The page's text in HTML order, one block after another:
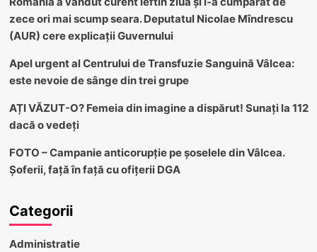
zece ori mai scump seara. Deputatul Nicolae Mîndrescu
(AUR) cere explicații Guvernului
Apel urgent al Centrului de Transfuzie Sanguină Vâlcea:
este nevoie de sânge din trei grupe
AȚI VĂZUT-O? Femeia din imagine a dispărut! Sunați la 112
dacă o vedeți
FOTO – Campanie anticorupție pe șoselele din Vâlcea.
Șoferii, față în față cu ofițerii DGA
Categorii
Administratie